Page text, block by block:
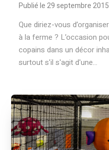
Publié le 29 septembre 2015
Que diriez-vous
à la ferme ? L’occasion
copains dans un décor
surtout s'il s'agit d'une...